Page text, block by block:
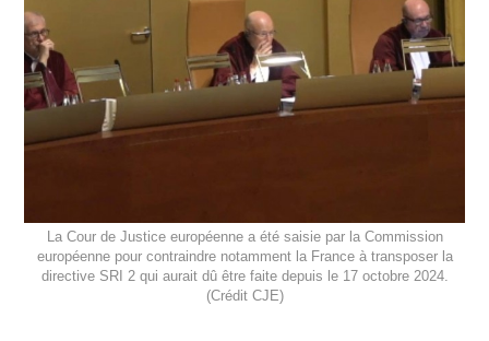
La Cour de Justice européenne a été saisie par la Commission
européenne pour contraindre notamment la France à transposer la
directive SRI 2 qui aurait dû être faite depuis le 17 octobre 2024.
(Crédit CJE)